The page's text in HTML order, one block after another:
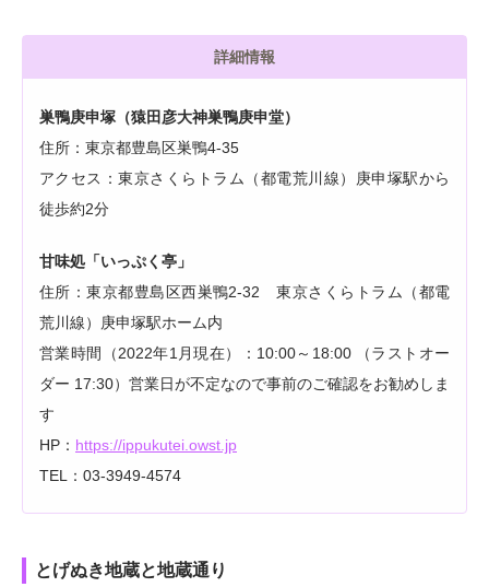
詳細情報
巣鴨庚申塚（猿田彦大神巣鴨庚申堂）
住所：東京都豊島区巣鴨4-35
アクセス：東京さくらトラム（都電荒川線）庚申塚駅から
徒歩約2分
甘味処「いっぷく亭」
住所：東京都豊島区西巣鴨2-32 東京さくらトラム（都電
荒川線）庚申塚駅ホーム内
営業時間（2022年1月現在）：10:00～18:00 （ラストオー
ダー 17:30）営業日が不定なので事前のご確認をお勧めしま
す
HP： https://ippukutei.owst.jp
TEL：03-3949-4574
とげぬき地蔵と地蔵通り